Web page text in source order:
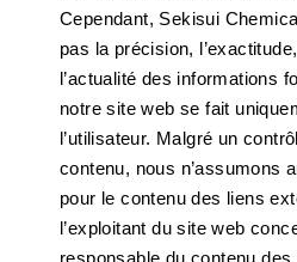
Cependant, Sekisui
pas la précision,
l’actualité des informations
notre site web se fait
l’utilisateur. Malgré un
contenu, nous n’assumons
pour le contenu des liens
l’exploitant du site web
responsable du contenu